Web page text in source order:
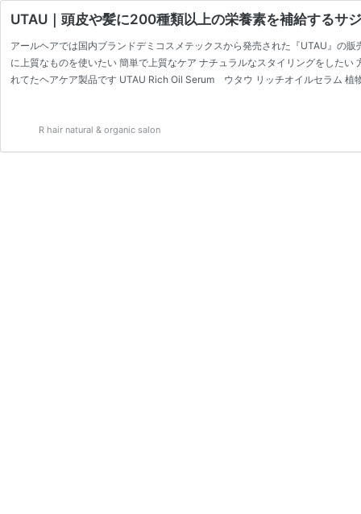
UTAU｜頭皮や髪に200種類以上の栄養素を補給するサ
アールヘアでは国内ブランドデミコスメテックスから発売された『UTAU』の
に上質なものを使いたい 簡単で上質なケア ナチュラルなスタイリングをした
れてたヘアケア製品です UTAU Rich Oil Serum ウタウ リッチオイルセラム
R hair natural & organic salon